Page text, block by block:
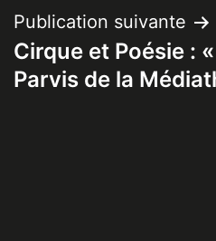
Publication suivante
Cirque et Poésie :
Parvis de la